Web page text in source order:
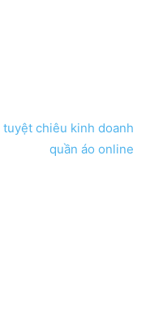
tuyệt chiêu kinh doanh
quần áo online